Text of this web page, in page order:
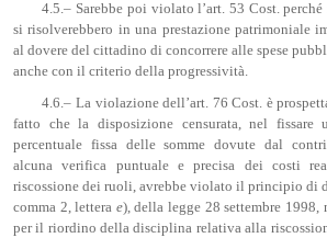
4.5.– Sarebbe poi violato l’art. 53 Cost.
si risolverebbero in una prestazione patrimoniale
al dovere del cittadino di concorrere alle spese
anche con il criterio della progressività.
4.6.– La violazione dell’art. 76 Cost. è
fatto che la disposizione censurata, nel
percentuale fissa delle somme dovute dal
alcuna verifica puntuale e precisa dei costi
riscossione dei ruoli, avrebbe violato il principio di
comma 2, lettera e), della legge 28 settembre 1998,
per il riordino della disciplina relativa alla